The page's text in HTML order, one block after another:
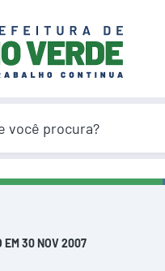
EM 30 NOV 2007